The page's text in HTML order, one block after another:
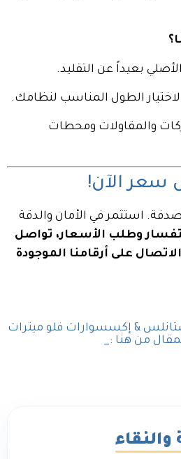
بعيداً عن التقليد.
الطول المناسب لنظامك.
والمقاولات ومحطات
الآن!
استثمر في الأمان والدقة
وطلب الأسعار، تواصل
على أرقامنا الموجودة
& إكسسوارات فلو ميترات
من هنا :_